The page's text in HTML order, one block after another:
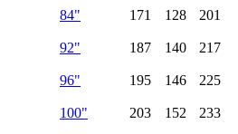
84" 171 128 201
92" 187 140 217
96" 195 146 225
100" 203 152 233